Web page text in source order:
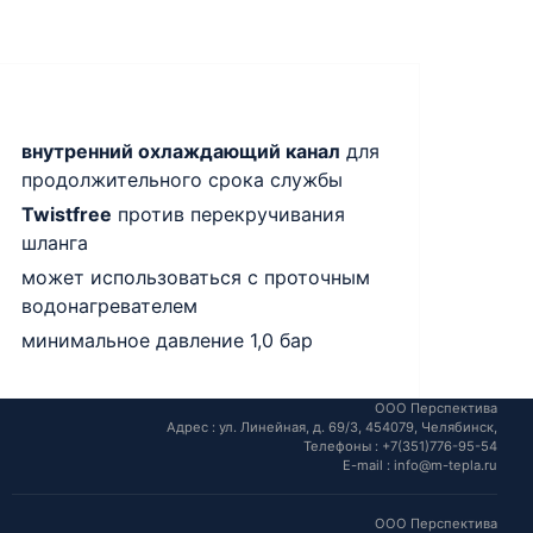
внутренний охлаждающий канал для
продолжительного срока службы
Twistfree против перекручивания
шланга
может использоваться с проточным
водонагревателем
минимальное давление 1,0 бар
ООО Перспектива
Адрес : ул. Линейная, д. 69/3, 454079, Челябинск
Телефоны : +7(351)776-95-54
E-mail : info@m-tepla.ru
ООО Перспектива